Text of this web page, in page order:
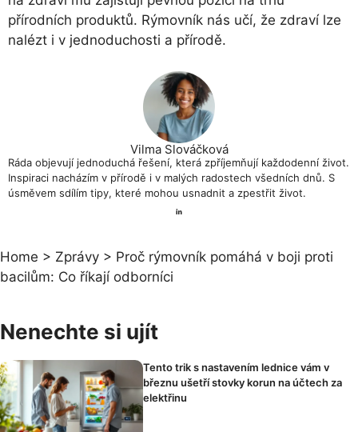
přírodních produktů. Rýmovník nás učí, že zdraví lze
nalézt i v jednoduchosti a přírodě.
Vilma Slováčková
Ráda objevují jednoduchá řešení, která zpříjemňují každodenní život.
Inspiraci nacházím v přírodě i v malých radostech všedních dnů. S
úsměvem sdílím tipy, které mohou usnadnit a zpestřit život.
Home > Zprávy > Proč rýmovník pomáhá v boji proti
bacilům: Co říkají odborníci
Nenechte si ujít
Tento trik s nastavením lednice vám v
březnu ušetří stovky korun na účtech za
elektřinu